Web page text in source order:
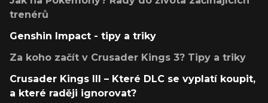
trenérů
Genshin Impact - tipy a triky
Za koho začít v Crusader Kings 3? Tipy a triky
Crusader Kings III – Které DLC se vyplatí koupit,
a které raději ignorovat?